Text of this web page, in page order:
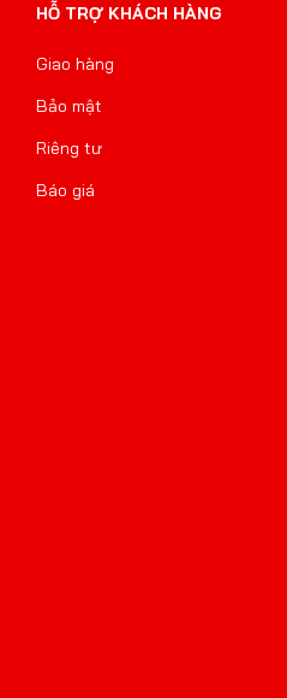
HỖ TRỢ KHÁCH HÀNG
Giao hàng
Bảo mật
Riêng tư
Báo giá